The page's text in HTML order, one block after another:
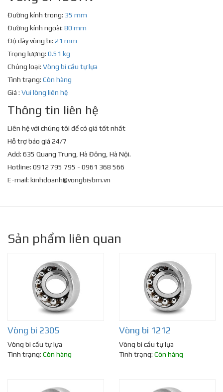
Đường kính trong: 35 mm
Đường kính ngoài: 80 mm
Độ dày vòng bi: 21 mm
Trọng lượng: 0.51 kg
Chủng loại: Vòng bi cầu tự lựa
Tình trạng: Còn hàng
Giá : Vui lòng liên hệ
Thông tin liên hệ
Liên hệ với chúng tôi để có giá tốt nhất
Hỗ trợ báo giá 24/7
Add: 635 Quang Trung, Hà Đông, Hà Nội.
Hotline: 0912 795 795 - 0961 368 566
E-mail: kinhdoanh@vongbisbm.vn
Sản phẩm liên quan
Vòng bi 2305
Vòng bi cầu tự lựa
Tình trạng: Còn hàng
Vòng bi 1212
Vòng bi cầu tự lựa
Tình trạng: Còn hàng